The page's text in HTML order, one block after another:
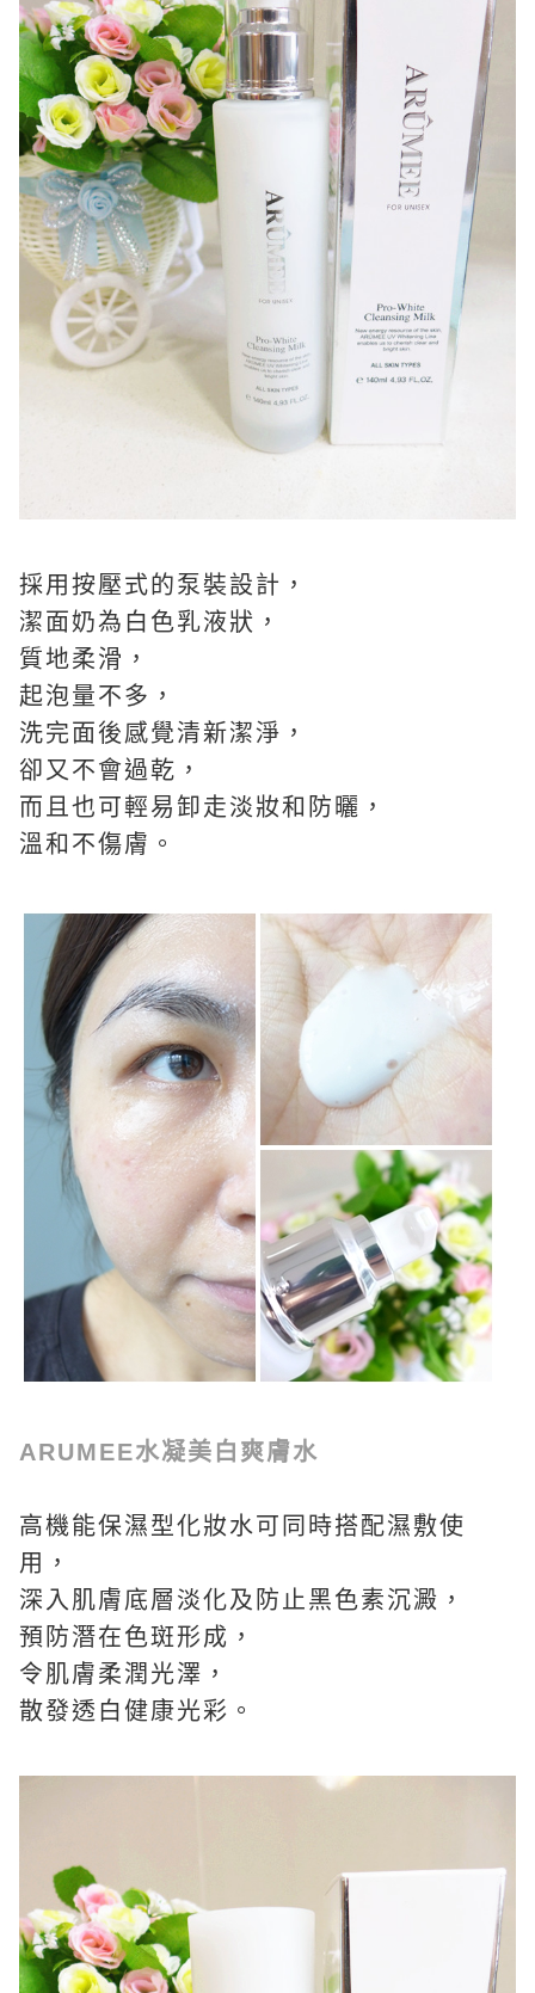
採用按壓式的泵裝設計，
潔面奶為白色乳液狀，
質地柔滑，
起泡量不多，
洗完面後感覺清新潔淨，
卻又不會過乾，
而且也可輕易卸走淡妝和防曬，
溫和不傷膚。
ARUMEE水凝美白爽膚水
高機能保濕型化妝水可同時搭配濕敷使
用，
深入肌膚底層淡化及防止黑色素沉澱，
預防潛在色斑形成，
令肌膚柔潤光澤，
散發透白健康光彩。